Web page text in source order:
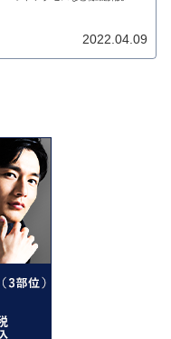
2022.04.09